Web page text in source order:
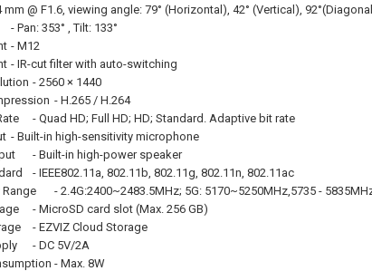
mm @ F1.6, viewing angle: 79° (Horizontal), 42° (Vertical),
- Pan: 353° , Tilt: 133°
- M12
- IR-cut filter with auto-switching
- 2560 × 1440
- H.265 / H.264
- Quad HD; Full HD; HD; Standard. Adaptive bit rate
- Built-in high-sensitivity microphone
- Built-in high-power speaker
- IEEE802.11a, 802.11b, 802.11g, 802.11n, 802.11ac
Range
- 2.4G:2400~2483.5MHz; 5G: 5170~5250MHz,5735 -
- MicroSD card slot (Max. 256 GB)
- EZVIZ Cloud Storage
- DC 5V/2A
- Max. 8W